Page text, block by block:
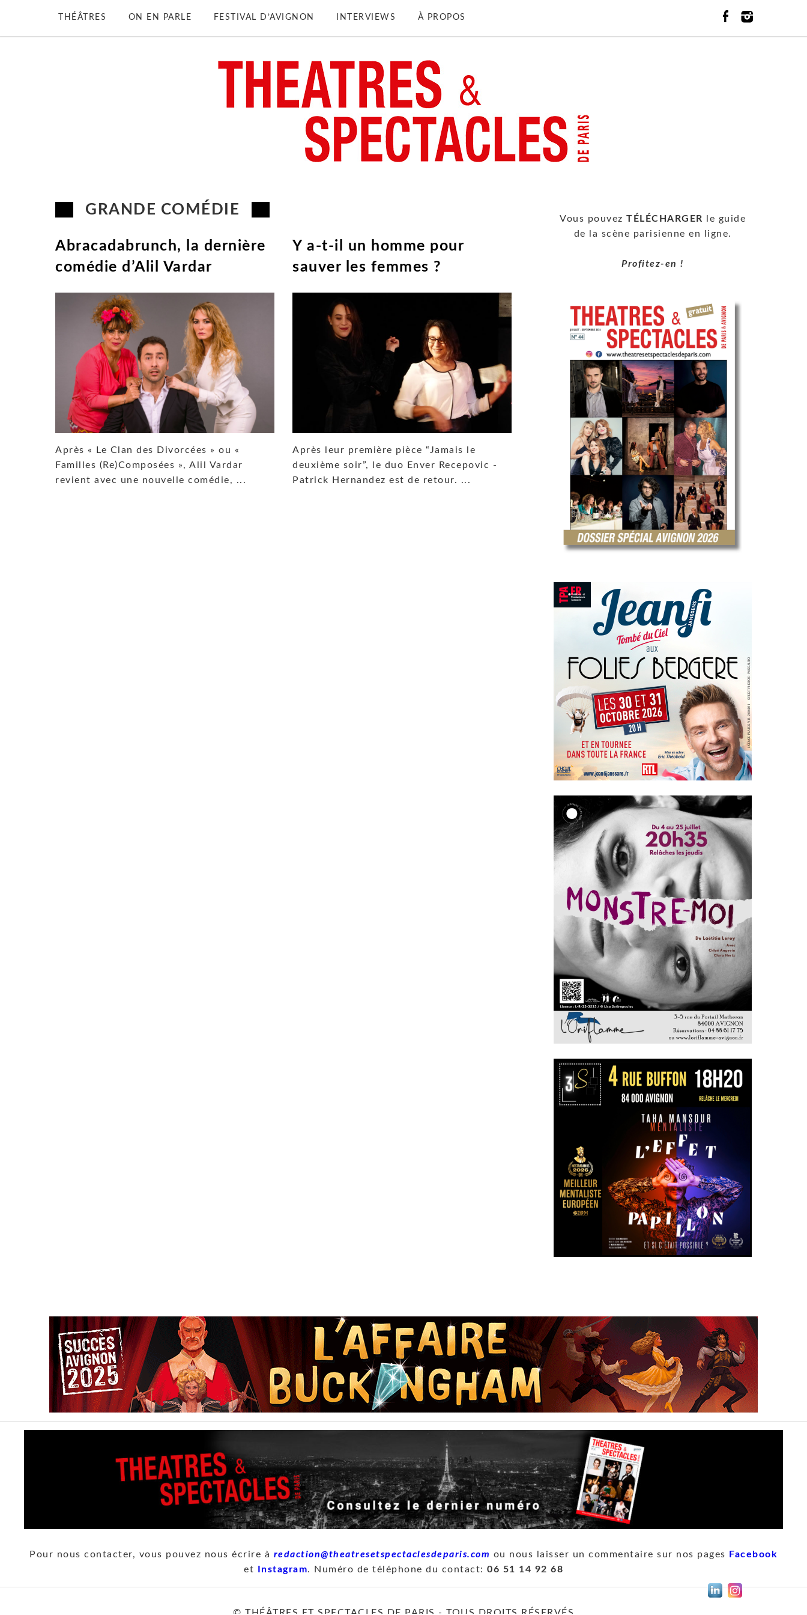
THÉÂTRES ON EN PARLE FESTIVAL D’AVIGNON INTERVIEWS À PROPOS
GRANDE COMÉDIE
Abracadabrunch, la dernière
comédie d’Alil Vardar
Après « Le Clan des Divorcées » ou «
Familles (Re)Composées », Alil Vardar
revient avec une nouvelle comédie, ...
Y a-t-il un homme pour
sauver les femmes ?
Après leur première pièce “Jamais le
deuxième soir”, le duo Enver Recepovic -
Patrick Hernandez est de retour. ...
Vous pouvez TÉLÉCHARGER le guide
de la scène parisienne en ligne.
Profitez-en !
Pour nous contacter, vous pouvez nous écrire à redaction@theatresetspectaclesdeparis.com ou nous laisser un commentaire sur nos pages Facebook
et Instagram. Numéro de téléphone du contact: 06 51 14 92 68
© THÉÂTRES ET SPECTACLES DE PARIS - TOUS DROITS RÉSERVÉS